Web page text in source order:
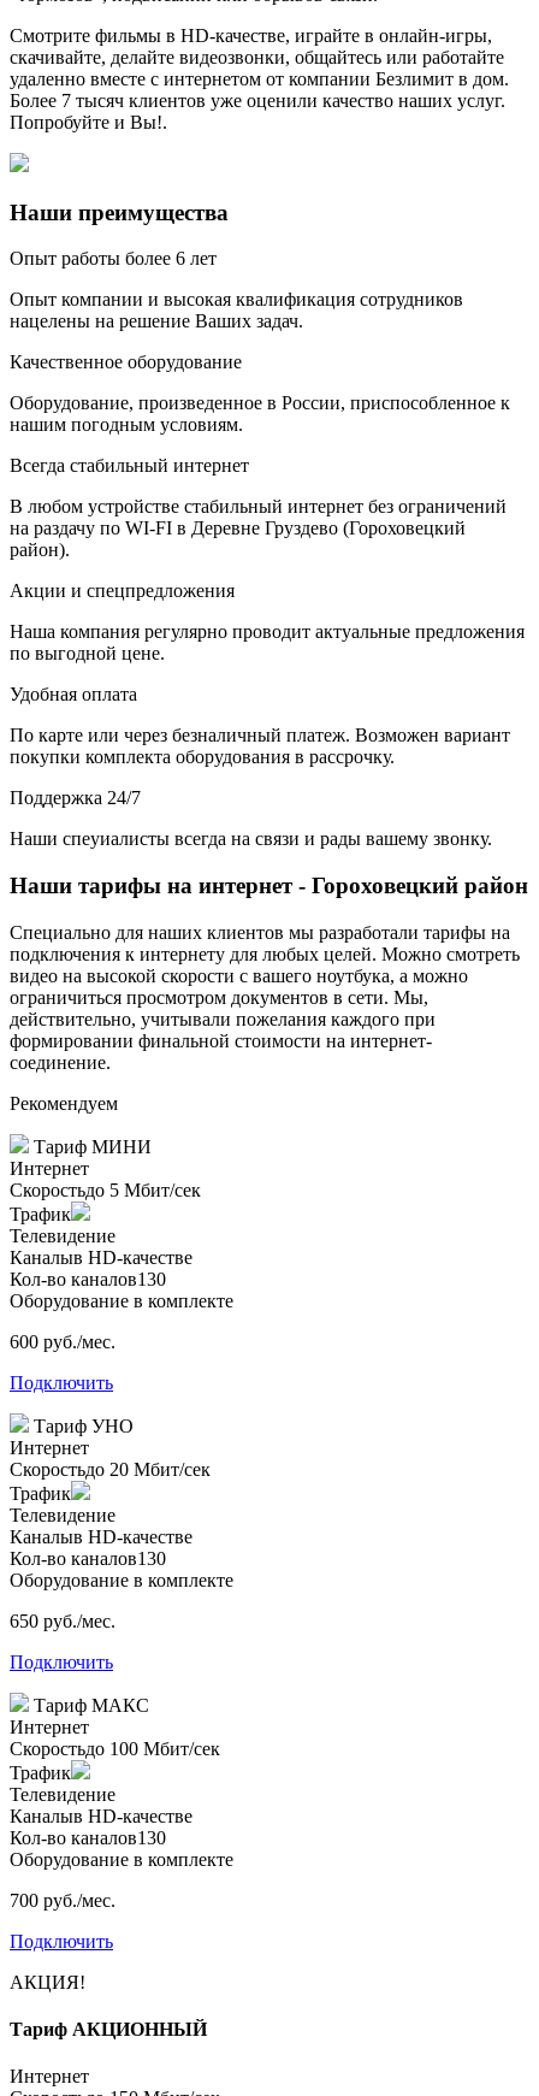
Смотрите фильмы в HD-качестве, играйте в онлайн-игры,
скачивайте, делайте видеозвонки, общайтесь или работайте
удаленно вместе с интернетом от компании Безлимит в дом.
Более 7 тысяч клиентов уже оценили качество наших услуг.
Попробуйте и Вы!.
Наши преимущества
Опыт работы более 6 лет
Опыт компании и высокая квалификация сотрудников
нацелены на решение Ваших задач.
Качественное оборудование
Оборудование, произведенное в России, приспособленное к
нашим погодным условиям.
Всегда стабильный интернет
В любом устройстве стабильный интернет без ограничений
на раздачу по WI-FI в Деревне Груздево (Гороховецкий
район).
Акции и спецпредложения
Наша компания регулярно проводит актуальные предложения
по выгодной цене.
Удобная оплата
По карте или через безналичный платеж. Возможен вариант
покупки комплекта оборудования в рассрочку.
Поддержка 24/7
Наши спеуиалисты всегда на связи и рады вашему звонку.
Наши тарифы на интернет - Гороховецкий район
Специально для наших клиентов мы разработали тарифы на
подключения к интернету для любых целей. Можно смотреть
видео на высокой скорости с вашего ноутбука, а можно
ограничиться просмотром документов в сети. Мы,
действительно, учитывали пожелания каждого при
формировании финальной стоимости на интернет-
соединение.
Рекомендуем
Тариф МИНИ
Интернет
Скоростьдо 5 Мбит/сек
Трафик
Телевидение
Каналыв HD-качестве
Кол-во каналов130
Оборудование в комплекте
600 руб./мес.
Подключить
Тариф УНО
Интернет
Скоростьдо 20 Мбит/сек
Трафик
Телевидение
Каналыв HD-качестве
Кол-во каналов130
Оборудование в комплекте
650 руб./мес.
Подключить
Тариф МАКС
Интернет
Скоростьдо 100 Мбит/сек
Трафик
Телевидение
Каналыв HD-качестве
Кол-во каналов130
Оборудование в комплекте
700 руб./мес.
Подключить
АКЦИЯ!
Тариф АКЦИОННЫЙ
Интернет